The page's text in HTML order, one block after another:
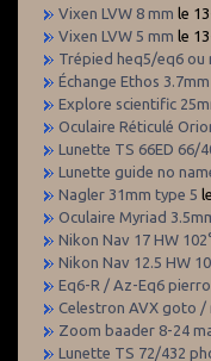
Vixen LVW 8 mm le
Vixen LVW 5 mm le
Trépied heq5/eq6 ou
Échange Ethos
Explore scientific
Oculaire Réticulé
Lunette TS 66ED 66/
Lunette guide no
Nagler 31mm type 5
Oculaire Myriad
Nikon Nav 17 HW
Nikon Nav 12.5 HW
Eq6-R / Az-Eq6
Celestron AVX goto
Zoom baader 8-24
Lunette TS 72/432